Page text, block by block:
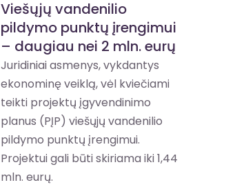
Viešųjų vandenilio
pildymo punktų įrengimui
– daugiau nei 2 mln. eurų
Juridiniai asmenys, vykdantys
ekonominę veiklą, vėl kviečiami
teikti projektų įgyvendinimo
planus (PĮP) viešųjų vandenilio
pildymo punktų įrengimui.
Projektui gali būti skiriama iki 1,44
mln. eurų.